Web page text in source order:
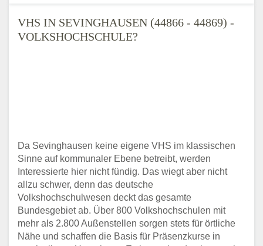
VHS IN SEVINGHAUSEN (44866 - 44869) -
VOLKSHOCHSCHULE?
Da Sevinghausen keine eigene VHS im klassischen
Sinne auf kommunaler Ebene betreibt, werden
Interessierte hier nicht fündig. Das wiegt aber nicht
allzu schwer, denn das deutsche
Volkshochschulwesen deckt das gesamte
Bundesgebiet ab. Über 800 Volkshochschulen mit
mehr als 2.800 Außenstellen sorgen stets für örtliche
Nähe und schaffen die Basis für Präsenzkurse in